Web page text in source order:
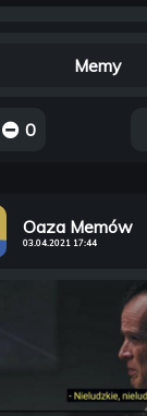
Memy
0
Oaza Memów
03.04.2021 17:44